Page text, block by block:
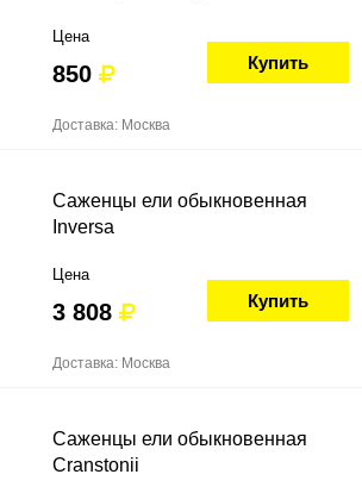
Цена
850 Купить
Доставка: Москва
Саженцы ели обыкновенная
Inversa
Цена
3 808 Купить
Доставка: Москва
Саженцы ели обыкновенная
Cranstonii